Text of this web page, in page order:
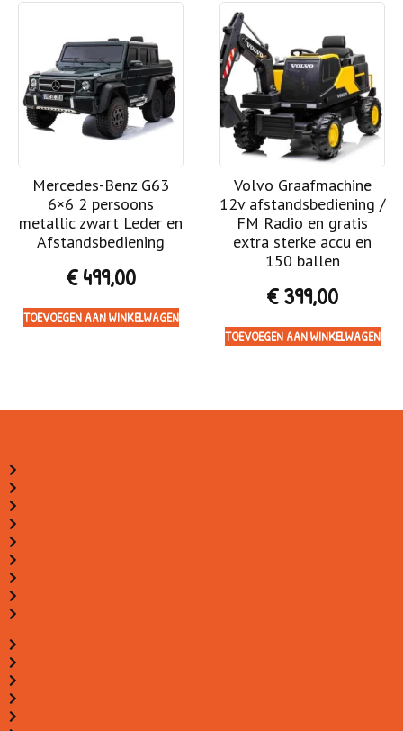
Mercedes-Benz G63
6×6 2 persoons
metallic zwart Leder en
Afstandsbediening
€499,00
TOEVOEGEN AAN WINKELWAGEN
Volvo Graafmachine
12v afstandsbediening /
FM Radio en gratis
extra sterke accu en
150 ballen
€399,00
TOEVOEGEN AAN WINKELWAGEN